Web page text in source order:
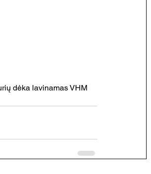
dėka lavinamas VHM